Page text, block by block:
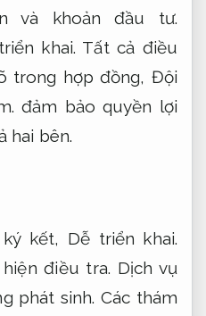
và khoản đầu tư.
khai. Tất cả điều
trong hợp đồng, Đội
đảm bảo quyền lợi
hai bên.
kết, Dễ triển khai.
điều tra. Dịch vụ
phát sinh. Các thám